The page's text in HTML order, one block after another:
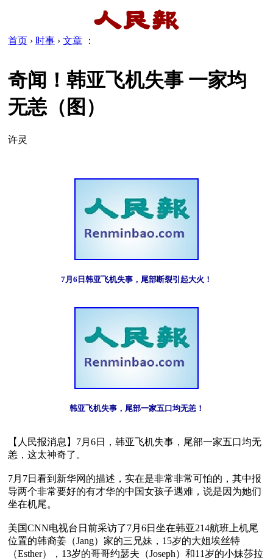
首页 › 时事 › 文章 ：
奇闻！韩亚飞机失事 一家均
无恙（图）
许灵
7月6日韩亚飞机失事，尾部断裂引起大火！
韩亚飞机失事，尾部一家五口均无恙！
【人民报消息】7月6日，韩亚飞机失事，尾部一家五口均无
恙，这太神奇了。
7月7日看到新华网的描述，实在是非常非常可怕的，其中报
导两个非常要好的有才华的中国女孩子遇难，说是因为她们
坐在机尾。
美国CNN电视台日前采访了7月6日坐在韩亚214航班上机尾
位置的韩裔姜（Jang）家的三兄妹，15岁的大姐埃丝特
（Esther），13岁的哥哥约瑟夫（Joseph）和11岁的小妹莎拉